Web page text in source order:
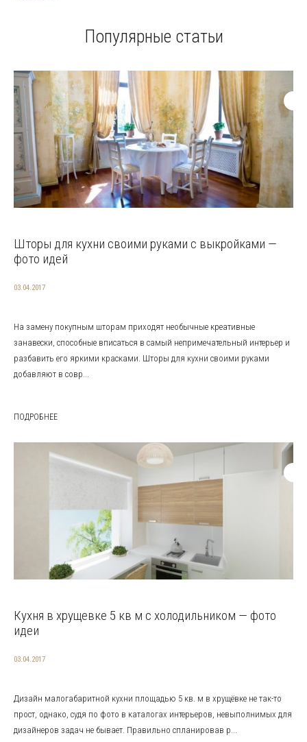
Популярные статьи
Шторы для кухни своими руками с выкройками —
фото идей
03.04.2017
На замену покупным шторам приходят необычные креативные
занавески, способные вписаться в самый непримечательный интерьер и
разбавить его яркими красками. Шторы для кухни своими руками
добавляют в совр...
ПОДРОБНЕЕ
Кухня в хрущевке 5 кв м с холодильником — фото
идеи
03.04.2017
Дизайн малогабаритной кухни площадью 5 кв. м в хрущёвке не так-то
прост, однако, судя по фото в каталогах интерьеров, невыполнимых для
дизайнеров задач не бывает. Правильно спланировав р...